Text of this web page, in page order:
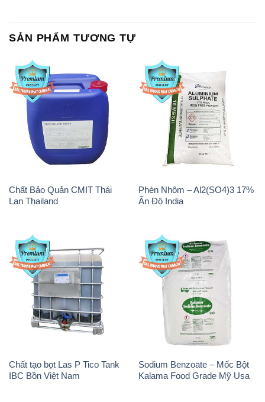
SẢN PHẨM TƯƠNG TỰ
Chất Bảo Quản CMIT Thái
Lan Thailand
Phèn Nhôm – Al2(SO4)3 17%
Ấn Độ India
Chất tạo bọt Las P Tico Tank
IBC Bồn Việt Nam
Sodium Benzoate – Mốc Bột
Kalama Food Grade Mỹ Usa